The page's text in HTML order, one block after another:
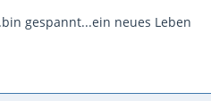
gespannt...ein neues Leben